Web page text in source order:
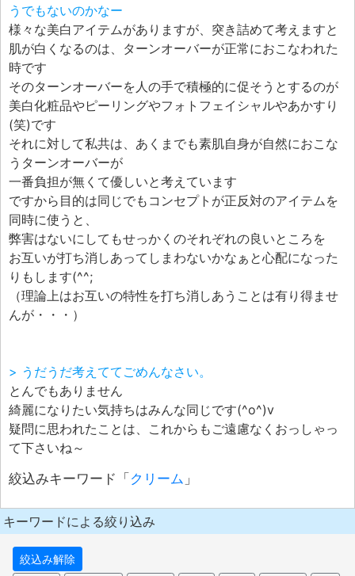
うでもないのかなー
様々な美白アイテムがありますが、突き詰めて考えますと
肌が白くなるのは、ターンオーバーが正常におこなわれた
時です
そのターンオーバーを人の手で積極的に促そうとするのが
美白化粧品やピーリングやフォトフェイシャルやあかすり
(笑)です
それに対して私共は、あくまでも素肌自身が自然におこな
うターンオーバーが
一番負担が無くて優しいと考えています
ですから目的は同じでもコンセプトが正反対のアイテムを
同時に使うと、
弊害はないにしてもせっかくのそれぞれの良いところを
お互いが打ち消しあってしまわないかなぁと心配になった
りもします(^^;
（理論上はお互いの特性を打ち消しあうことは有り得ませ
んが・・・）
> うだうだ考えててごめんなさい。
とんでもありません
綺麗になりたい気持ちはみんな同じです(^o^)v
疑問に思われたことは、これからもご遠慮なくおっしゃっ
て下さいね～
絞込みキーワード「 クリーム 」
キーワードによる絞り込み
絞込み解除